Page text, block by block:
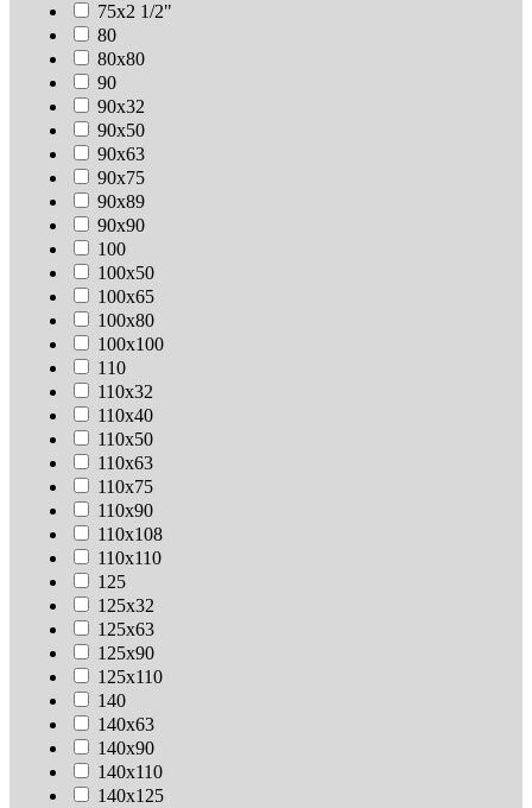
75х2 1/2"
80
80х80
90
90х32
90х50
90х63
90х75
90х89
90х90
100
100х50
100х65
100х80
100х100
110
110х32
110х40
110х50
110х63
110х75
110х90
110х108
110х110
125
125х32
125х63
125х90
125х110
140
140х63
140х90
140х110
140х125